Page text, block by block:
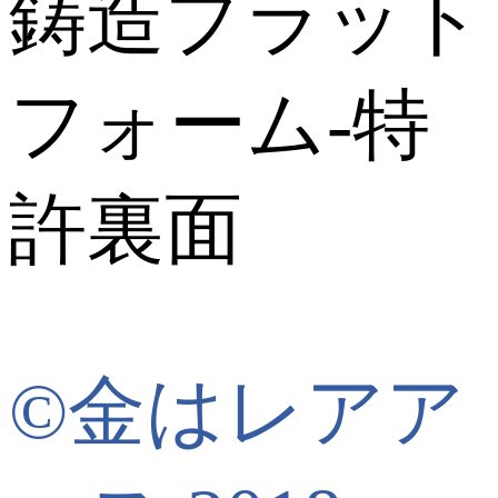
©金はレアア